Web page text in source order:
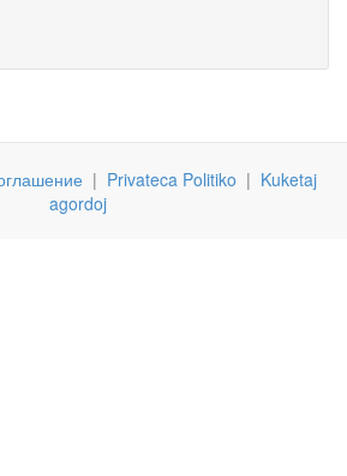
| Privateca Politiko | Kuketaj
agordoj